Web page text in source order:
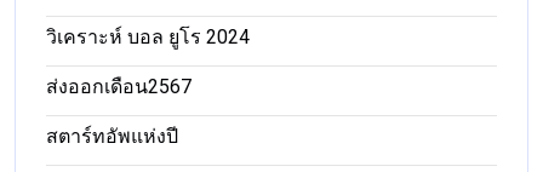
วิเคราะห์ บอล ยูโร 2024
ส่งออกเดือน2567
สตาร์ทอัพแห่งปี